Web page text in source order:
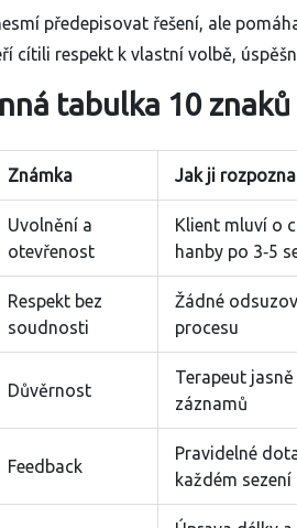
předepisovat řešení, ale
cítili respekt k vlastní volbě,
tabulka 10
Známka Jak ji
Uvolnění a
otevřenost
Klient mluví o
hanby po 3‑5
Respekt bez
soudnosti
Žádné
procesu
Důvěrnost
Terapeut
záznamů
Feedback
Pravidelné
každém sezení